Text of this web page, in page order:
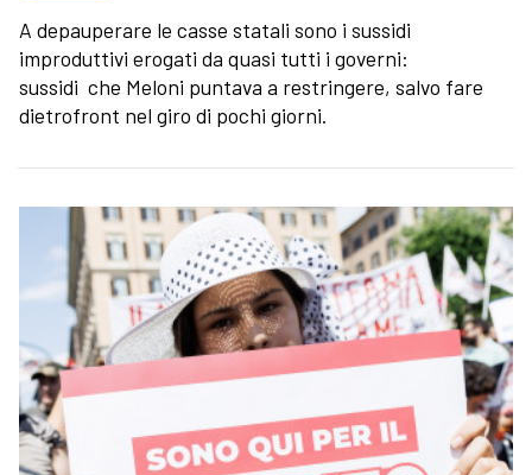
A depauperare le casse statali sono i sussidi
improduttivi erogati da quasi tutti i governi:
sussidi che Meloni puntava a restringere, salvo fare
dietrofront nel giro di pochi giorni.